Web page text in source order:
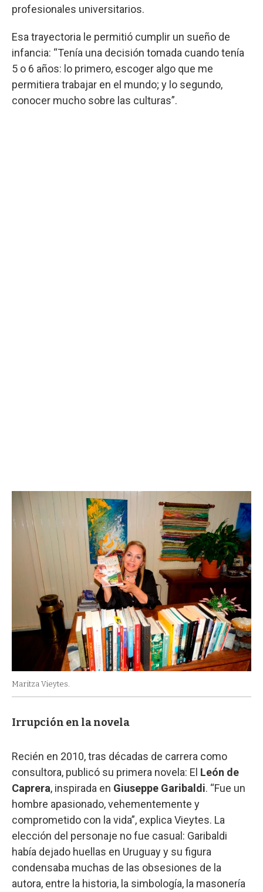
profesionales universitarios.
Esa trayectoria le permitió cumplir un sueño de
infancia: “Tenía una decisión tomada cuando tenía
5 o 6 años: lo primero, escoger algo que me
permitiera trabajar en el mundo; y lo segundo,
conocer mucho sobre las culturas”.
Maritza Vieytes.
Irrupción en la novela
Recién en 2010, tras décadas de carrera como
consultora, publicó su primera novela: El León de
Caprera, inspirada en Giuseppe Garibaldi. “Fue un
hombre apasionado, vehementemente y
comprometido con la vida”, explica Vieytes. La
elección del personaje no fue casual: Garibaldi
había dejado huellas en Uruguay y su figura
condensaba muchas de las obsesiones de la
autora, entre la historia, la simbología, la masonería